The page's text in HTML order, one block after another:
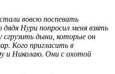
вовсю поспевать
Нури попросил меня взять
сгрузить дыни, которые он
Кого пригласить в
и Николаю. Они с охотой